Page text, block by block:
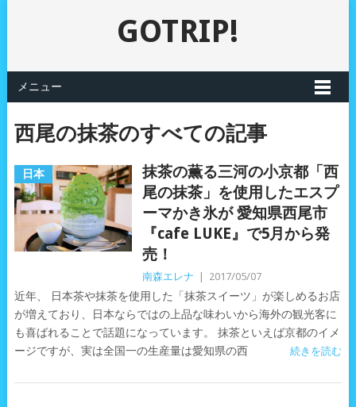
GOTRIP!
メニュー
西尾の抹茶のすべての記事
日本
抹茶の薫る三河の小京都「西
尾の抹茶」を使用したエスプ
ーマかき氷が 愛知県西尾市
『cafe LUKE』で5月から発
売！
南森エレナ 2017/05/07
近年、 日本茶や抹茶を使用した「抹茶スイーツ」が楽しめるお店
が増えており、日本ならではの上品な味わいから海外の観光客に
も喜ばれることで話題になっています。 抹茶といえば京都のイメ
ージですが、実は全国一の生産量は愛知県の西
続きを読む